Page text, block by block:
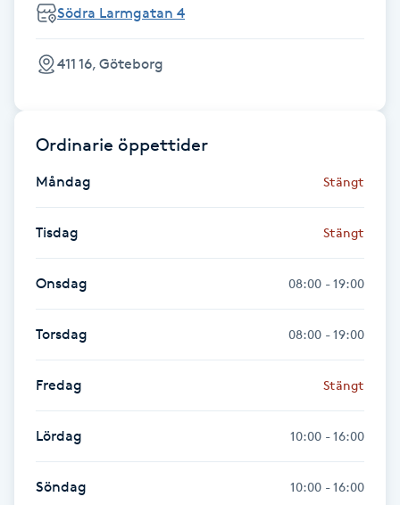
HIFU
Hollywood Peel
Hot Stone Massage
Hudvård
Hyaluronsyra
Hyperhidros
Hypnos
Södra Larmgatan 4
411 16, Göteborg
Ordinarie öppettider
Måndag Stängt
Tisdag Stängt
Onsdag 08:00 - 19:00
Torsdag 08:00 - 19:00
Fredag Stängt
Lördag 10:00 - 16:00
Söndag 10:00 - 16:00